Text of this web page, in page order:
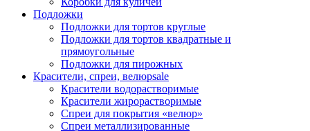
Подложки
Подложки для тортов круглые
Подложки для тортов квадратные и
прямоугольные
Подложки для пирожных
Красители, спреи, велюрsale
Красители водорастворимые
Красители жирорастворимые
Спреи для покрытия «велюр»
Спреи металлизированные